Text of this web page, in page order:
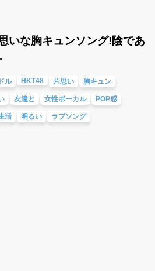
いな胸キュンソング!陰であ
ル HKT48 片思い 胸キュン
友達と 女性ボーカル POP感
活 明るい ラブソング